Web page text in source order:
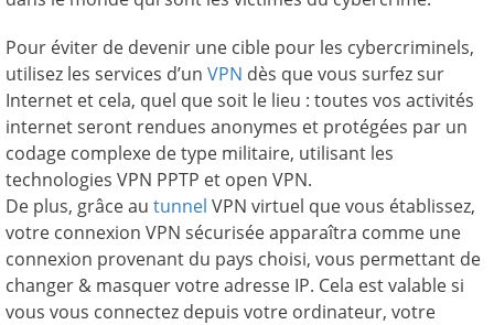
Pour éviter de devenir une cible pour les cybercriminels,
utilisez les services d’un VPN dès que vous surfez sur
Internet et cela, quel que soit le lieu : toutes vos activités
internet seront rendues anonymes et protégées par un
codage complexe de type militaire, utilisant les
technologies VPN PPTP et open VPN.
De plus, grâce au tunnel VPN virtuel que vous établissez,
votre connexion VPN sécurisée apparaîtra comme une
connexion provenant du pays choisi, vous permettant de
changer & masquer votre adresse IP. Cela est valable si
vous vous connectez depuis votre ordinateur, votre